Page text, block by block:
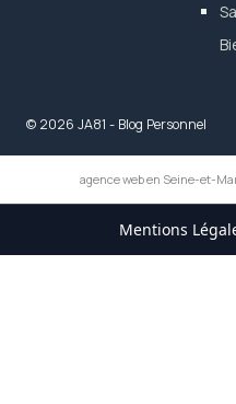
© 2026 JA81 - Blog Personnel
agence web en Seine-et-
Mentions